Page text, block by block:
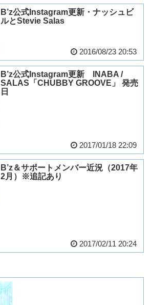
B’z公式Instagram更新・ナッシュビ
ルとStevie Salas
2016/08/23 20:53
B’z公式Instagram更新 INABA /
SALAS「CHUBBY GROOVE」 発売
日
2017/01/18 22:09
B’z＆サポートメンバー近況（2017年
2月）※追記あり
2017/02/11 20:24